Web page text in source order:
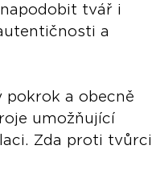
tvář i
a
pokrok a obecně
umožňující
Zda proti tvůrci